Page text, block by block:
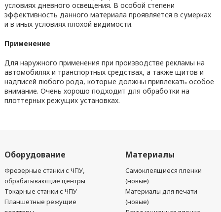
условиях дневного освещения. В особой степени
эффективность данного материала проявляется в сумерках
и в иных условиях плохой видимости.
Применение
Для наружного применения при производстве рекламы на
автомобилях и транспортных средствах, а также щитов и
надписей любого рода, которые должны привлекать особое
внимание. Очень хорошо подходит для обработки на
плоттерных режущих установках.
Оборудование
Фрезерные станки с ЧПУ,
обрабатывающие центры
Токарные станки с ЧПУ
Планшетные режущие
Материалы
Самоклеящиеся пленки
(новые)
Материалы для печати
(новые)